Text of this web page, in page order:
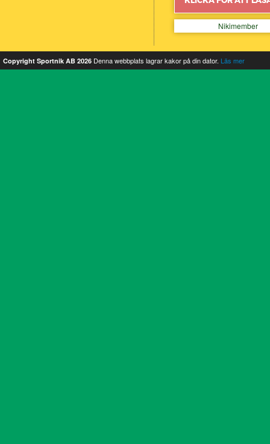
Nikimember
Copyright Sportnik AB 2026 Denna webbplats lagrar kakor på din dator. Läs mer